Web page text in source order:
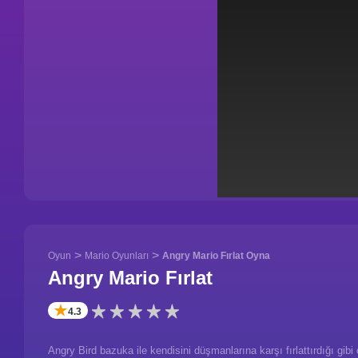
Oyun > Mario Oyunları > Angry Mario Fırlat Oyna
Angry Mario Fırlat
✭4.3
Angry Bird bazuka ile kendisini düşmanlarına karşı fırlattırdığı